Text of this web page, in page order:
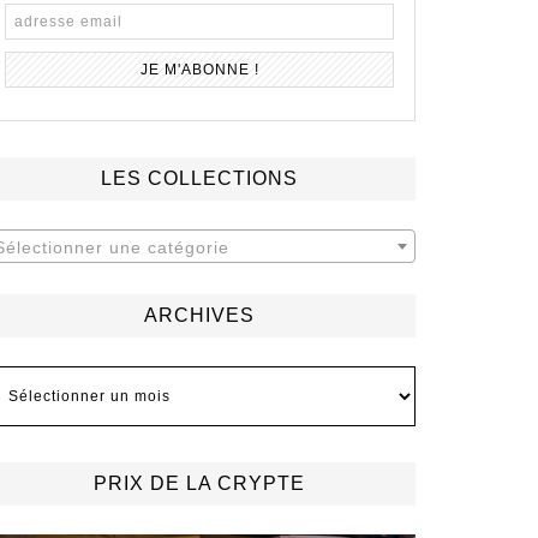
LES COLLECTIONS
une catégorie
ARCHIVES
PRIX DE LA CRYPTE